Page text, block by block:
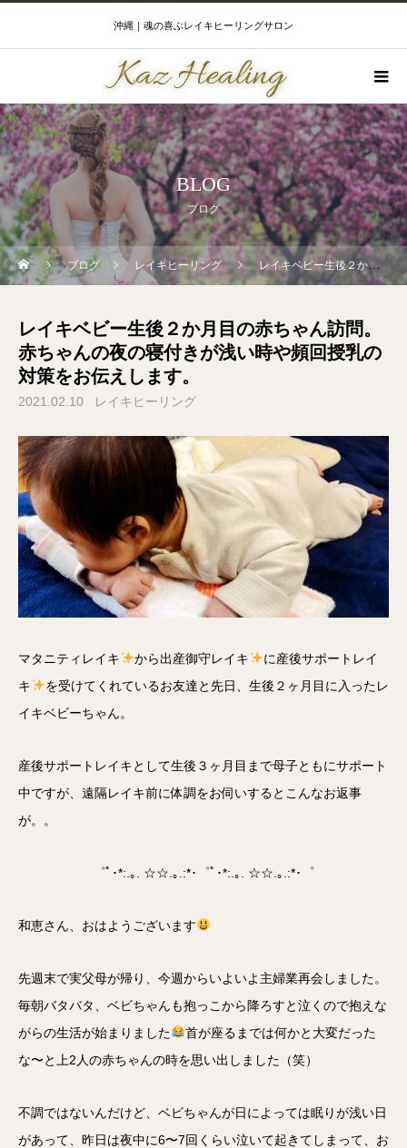
沖縄｜魂の喜ぶレイキヒーリングサロン
BLOG
ブログ
ブログ レイキヒーリング レイキベビー生後２か月目の赤ちゃん訪問。赤ちゃんの夜の寝付きが浅い時や頻回授乳の対策をお伝えします。
レイキベビー生後２か月目の赤ちゃん訪問。
赤ちゃんの夜の寝付きが浅い時や頻回授乳の
対策をお伝えします。
2021.02.10 レイキヒーリング
マタニティレイキ から出産御守レイキ
に産後サポートレイ
キ
を受けてくれているお友達と先日、生後２ヶ月目に入ったレ
イキベビーちゃん。
産後サポートレイキとして生後３ヶ月目まで母子ともにサポート
中ですが、遠隔レイキ前に体調をお伺いするとこんなお返事
が。。
゜ﾟ･*:.｡. ☆☆.｡.:*･゜ﾟ･*:.｡. ☆☆.｡.:*･゜
和恵さん、おはようございます
先週末で実父母が帰り、今週からいよいよ主婦業再会しました。
毎朝バタバタ、ベビちゃんも抱っこから降ろすと泣くので抱えな
がらの生活が始まりました
首が座るまでは何かと大変だった
な〜と上2人の赤ちゃんの時を思い出しました（笑）
不調ではないんだけど、ベビちゃんが日によっては眠りが浅い日
があって、昨日は夜中に6〜7回くらい泣いて起きてしまって、お